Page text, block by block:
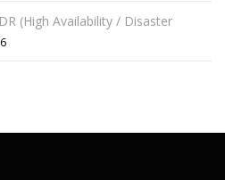
(High Availability / Disaster